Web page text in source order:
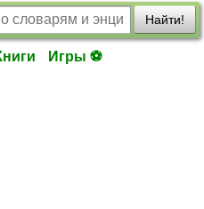
Найти!
Игры ⚽